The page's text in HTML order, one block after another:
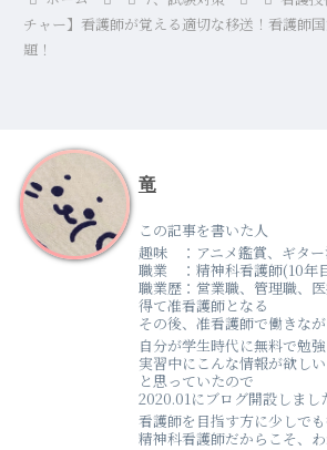
チャー】看護師が覚える適切な移送！看護師
題！
竜
この記事を書いた人
趣味 ：アニメ鑑賞、ギタ
職業 ：精神科看護師(10年
職業歴：営業職、管理職、
得て准看護師となる
その後、准看護師で働きな
自分が学生時代に無料で勉強
実習中にこんな情報が欲しい
と思っていたので
2020.01にブログ開設しまし
看護師を目指す方に少しで
精神科看護師だからこそ、